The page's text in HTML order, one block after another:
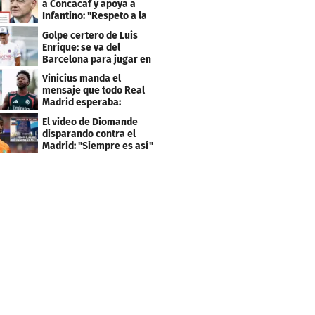
a Concacaf y apoya a
Infantino: "Respeto a la
gobernanza"
Golpe certero de Luis
Enrique: se va del
Barcelona para jugar en
el PSG
Vinicius manda el
mensaje que todo Real
Madrid esperaba:
"Mourinho..."
El video de Diomande
disparando contra el
Madrid: "Siempre es así"